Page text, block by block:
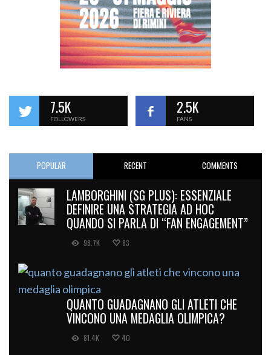
7.5K
FOLLOWERS
2.5K
FANS
POPULAR RECENT COMMENTS
LAMBORGHINI (SG PLUS): ESSENZIALE
DEFINIRE UNA STRATEGIA AD HOC
QUANDO SI PARLA DI “FAN ENGAGEMENT”
98.7K 83
QUANTO GUADAGNANO GLI ATLETI CHE
VINCONO UNA MEDAGLIA OLIMPICA?
81.4K 40